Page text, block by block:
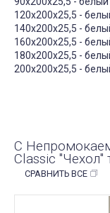
120х200х25,5 -
140х200х25,5 -
160х200х25,5 -
180х200х25,5 -
200х200х25,5 -
С
Classic
СРАВНИТЬ ВСЕ